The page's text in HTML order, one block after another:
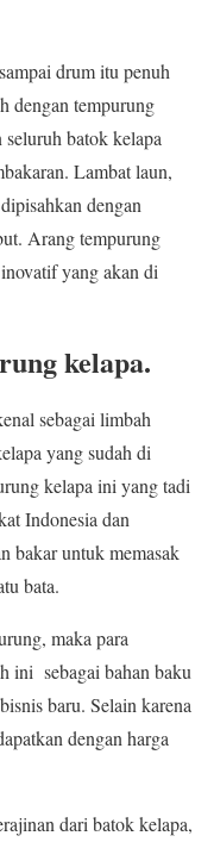
drum itu penuh
dengan tempurung
batok kelapa
Lambat laun,
dengan
Arang tempurung
yang akan di
kelapa.
sebagai limbah
yang sudah di
kelapa ini yang tadi
Indonesia dan
bakar untuk memasak
bata.
maka para
ini sebagai bahan baku
baru. Selain karena
dengan harga
dari batok kelapa,